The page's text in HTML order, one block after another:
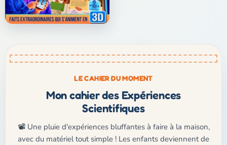
LE CAHIER DU MOMENT
Mon cahier des Expériences
Scientifiques
📽️ Une pluie d'expériences bluffantes à faire à la maison,
avec du matériel tout simple ! Les enfants deviennent de